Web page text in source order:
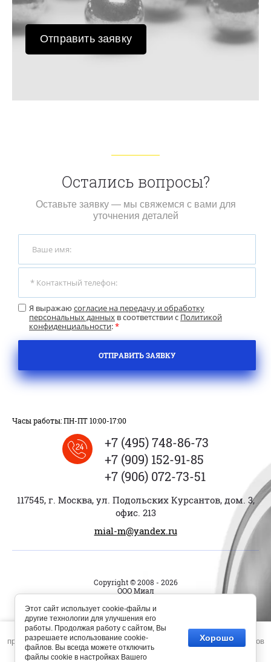
Этот сайт использует файлы cookie и метаданные. Продолжая
просматривать его, вы соглашаетесь на использование нами файлов
cookie и метаданных в соответствии с Политикой
конфиденциальности
Отправить заявку
Остались вопросы?
Оставьте заявку — мы свяжемся с вами для
уточнения деталей
Я выражаю согласие на передачу и обработку
персональных данных в соответствии с Политикой
конфиденциальности:*
ОТПРАВИТЬ ЗАЯВКУ
+7 (495) 748-86-73
+7 (909) 152-91-85
+7 (906) 072-73-51
Часы работы: ПН-ПТ 10:00-17:00
117545, г. Москва, ул. Подольских Курсантов, дом. 3,
офис. 213
mial-m@yandex.ru
Copyright © 2008 - 2026
ООО Миал
Этот сайт использует cookie-файлы и
другие технологии для улучшения его
работы. Продолжая работу с сайтом, Вы
разрешаете использование cookie-
файлов. Вы всегда можете отключить
файлы cookie в настройках Вашего
Хорошо